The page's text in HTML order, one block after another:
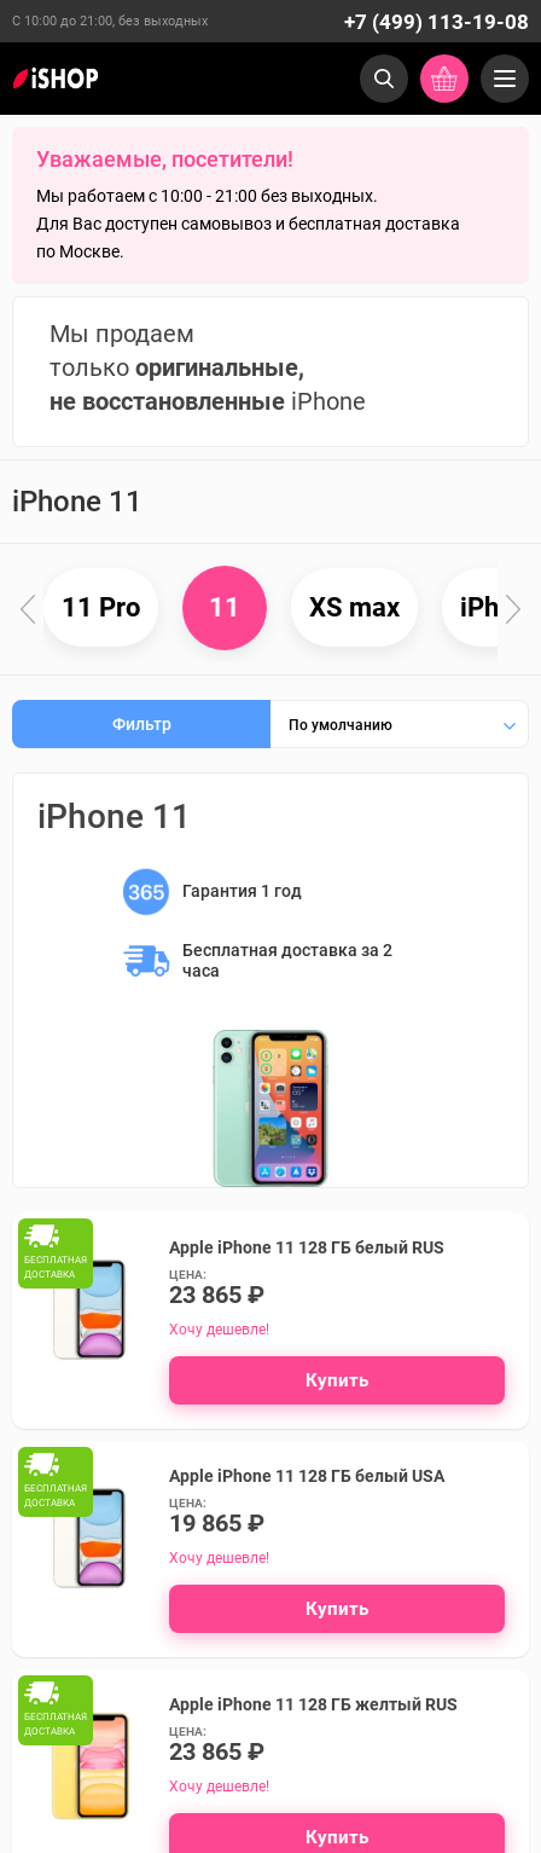
С 10:00 до 21:00, без выходных +7 (499) 113-19-08
Уважаемые, посетители!
Мы работаем с 10:00 - 21:00 без выходных.
Для Вас доступен самовывоз и бесплатная доставка
по Москве.
Мы продаем
только оригинальные,
не восстановленные iPhone
iPhone 11
11 Pro 11 XS max
Фильтр По умолчанию
iPhone 11
Гарантия 1 год
Бесплатная доставка за 2
часа
БЕСПЛАТНАЯ
ДОСТАВКА
Apple iPhone 11 128 ГБ белый RUS
ЦЕНА:
23 865 ₽
Хочу дешевле!
Купить
БЕСПЛАТНАЯ
ДОСТАВКА
Apple iPhone 11 128 ГБ белый USA
ЦЕНА:
19 865 ₽
Хочу дешевле!
Купить
БЕСПЛАТНАЯ
ДОСТАВКА
Apple iPhone 11 128 ГБ желтый RUS
ЦЕНА:
23 865 ₽
Хочу дешевле!
Купить